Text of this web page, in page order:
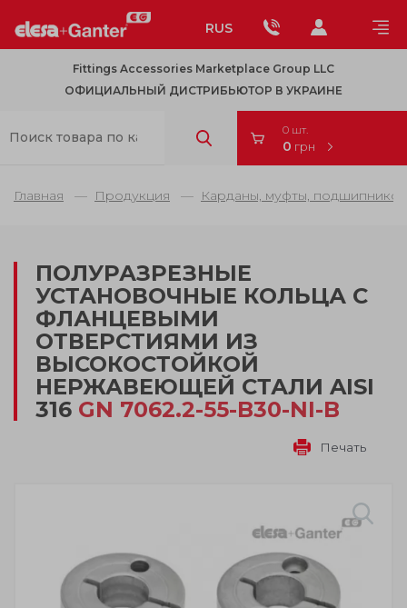
RUS
Fittings Accessories Marketplace Group LLC
ОФИЦИАЛЬНЫЙ ДИСТРИБЬЮТОР В УКРАИНЕ
0 шт.
0 грн
Главная Продукция Карданы, муфты,
ПОЛУРАЗРЕЗНЫЕ
УСТАНОВОЧНЫЕ КОЛЬЦА С
ФЛАНЦЕВЫМИ
ОТВЕРСТИЯМИ ИЗ
ВЫСОКОСТОЙКОЙ
НЕРЖАВЕЮЩЕЙ СТАЛИ AISI
316 GN 7062.2-55-B30-NI-B
Печать